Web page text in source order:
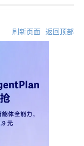
刷新页面 返回顶部